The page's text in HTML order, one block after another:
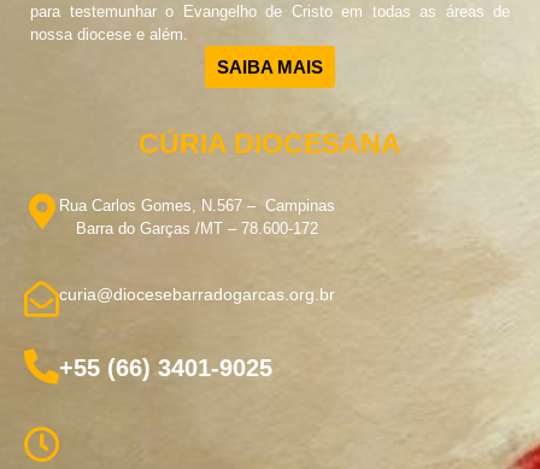
para testemunhar o Evangelho de Cristo em todas as áreas de
nossa diocese e além.
SAIBA MAIS
CÚRIA DIOCESANA
Rua Carlos Gomes, N.567 – Campinas
Barra do Garças /MT – 78.600-172
curia@diocesebarradogarcas.org.br
+55 (66) 3401-9025